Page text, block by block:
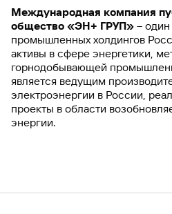
Международная компания
общество «ЭН+ ГРУП» –
промышленных холдингов
активы в сфере энергетики,
горнодобывающей
является ведущим
электроэнергии в России,
проекты в области
энергии.